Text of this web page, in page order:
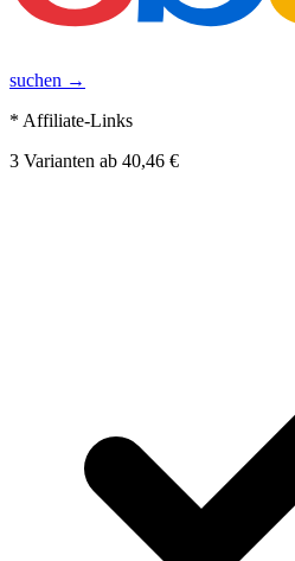
suchen →
* Affiliate-Links
3 Varianten ab 40,46 €